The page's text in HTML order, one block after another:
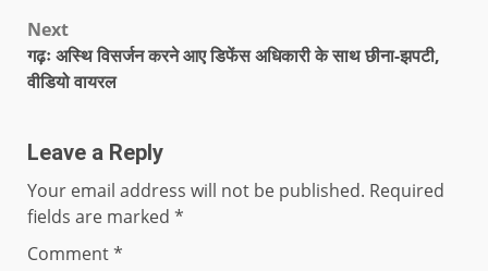
Next
गढ़ः अस्थि विसर्जन करने आए डिफेंस अधिकारी के साथ छीना-झपटी,
वीडियो वायरल
Leave a Reply
Your email address will not be published. Required
fields are marked *
Comment*